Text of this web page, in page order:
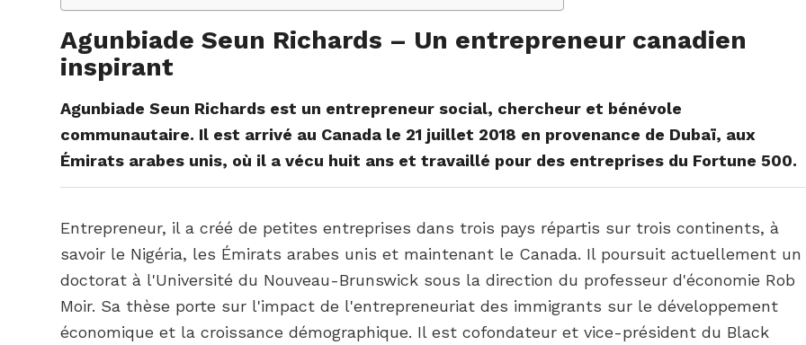
Agunbiade Seun Richards – Un entrepreneur canadien
inspirant
Agunbiade Seun Richards est un entrepreneur social, chercheur et bénévole
communautaire. Il est arrivé au Canada le 21 juillet 2018 en provenance de Dubaï, aux
Émirats arabes unis, où il a vécu huit ans et travaillé pour des entreprises du Fortune 500.
Entrepreneur, il a créé de petites entreprises dans trois pays répartis sur trois continents, à
savoir le Nigéria, les Émirats arabes unis et maintenant le Canada. Il poursuit actuellement un
doctorat à l'Université du Nouveau-Brunswick sous la direction du professeur d'économie Rob
Moir. Sa thèse porte sur l'impact de l'entrepreneuriat des immigrants sur le développement
économique et la croissance démographique. Il est cofondateur et vice-président du Black